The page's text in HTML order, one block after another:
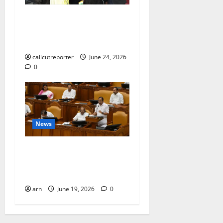
calicutreporter
June 24, 2026
0
News
arn June 19, 2026 0